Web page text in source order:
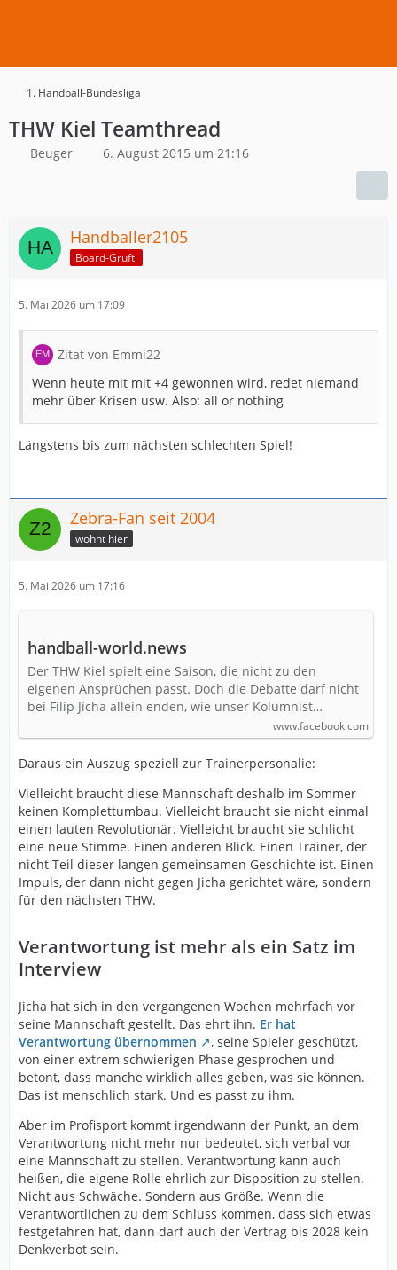
1. Handball-Bundesliga
THW Kiel Teamthread
Beuger 6. August 2015 um 21:16
Handballer2105
Board-Grufti
5. Mai 2026 um 17:09
Zitat von Emmi22
Wenn heute mit mit +4 gewonnen wird, redet niemand
mehr über Krisen usw. Also: all or nothing
Längstens bis zum nächsten schlechten Spiel!
Zebra-Fan seit 2004
wohnt hier
5. Mai 2026 um 17:16
handball-world.news
Der THW Kiel spielt eine Saison, die nicht zu den
eigenen Ansprüchen passt. Doch die Debatte darf nicht
bei Filip Jícha allein enden, wie unser Kolumnist…
www.facebook.com
Daraus ein Auszug speziell zur Trainerpersonalie:
Vielleicht braucht diese Mannschaft deshalb im Sommer
keinen Komplettumbau. Vielleicht braucht sie nicht einmal
einen lauten Revolutionär. Vielleicht braucht sie schlicht
eine neue Stimme. Einen anderen Blick. Einen Trainer, der
nicht Teil dieser langen gemeinsamen Geschichte ist. Einen
Impuls, der dann nicht gegen Jicha gerichtet wäre, sondern
für den nächsten THW.
Verantwortung ist mehr als ein Satz im
Interview
Jicha hat sich in den vergangenen Wochen mehrfach vor
seine Mannschaft gestellt. Das ehrt ihn. Er hat
Verantwortung übernommen
, seine Spieler geschützt,
von einer extrem schwierigen Phase gesprochen und
betont, dass manche wirklich alles geben, was sie können.
Das ist menschlich stark. Und es passt zu ihm.
Aber im Profisport kommt irgendwann der Punkt, an dem
Verantwortung nicht mehr nur bedeutet, sich verbal vor
eine Mannschaft zu stellen. Verantwortung kann auch
heißen, die eigene Rolle ehrlich zur Disposition zu stellen.
Nicht aus Schwäche. Sondern aus Größe. Wenn die
Verantwortlichen zu dem Schluss kommen, dass sich etwas
festgefahren hat, dann darf auch der Vertrag bis 2028 kein
Denkverbot sein.